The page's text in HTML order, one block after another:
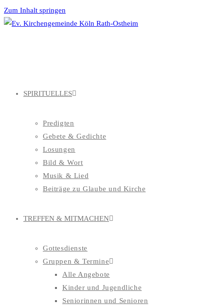
Zum Inhalt springen
SPIRITUELLES
Predigten
Gebete & Gedichte
Losungen
Bild & Wort
Musik & Lied
Beiträge zu Glaube und Kirche
TREFFEN & MITMACHEN
Gottesdienste
Gruppen & Termine
Alle Angebote
Kinder und Jugendliche
Seniorinnen und Senioren